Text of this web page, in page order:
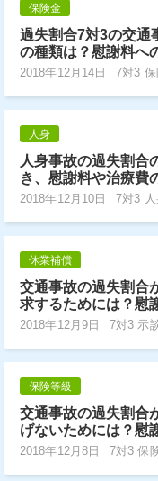
保険金
過失割合7対3の交
の種類は？慰謝料へ
2018年12月14日 7対3 保
人身
人身事故の過失割合
き、慰謝料や治療費
2018年12月10日 7対3 人
休業補償
交通事故の過失割合
求するためには？慰
2018年12月9日 7対3 示
保険等級
交通事故の過失割合
げないためには？慰
2018年12月8日 7対3 保